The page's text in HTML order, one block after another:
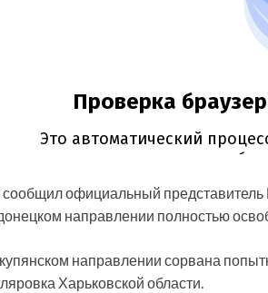
сообщил официальный
направлении полностью
направлении сорвана
Харьковской области.